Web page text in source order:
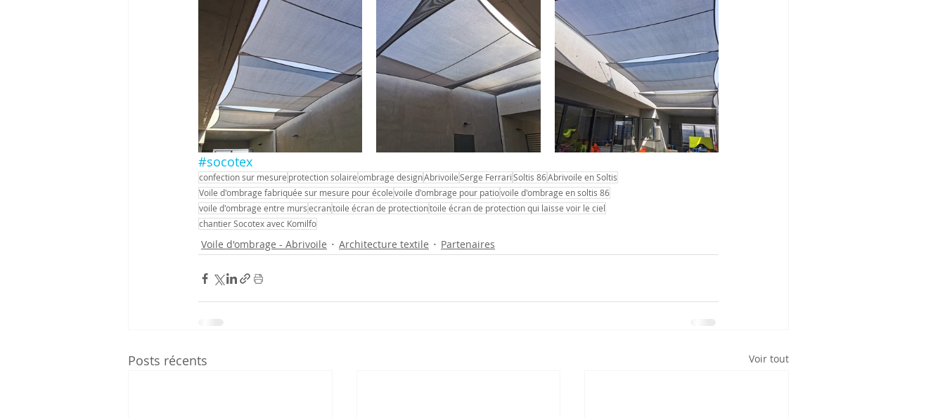
#socotex
confection sur mesure protection solaireombrage designAbrivoileSerge FerrariSoltis 86Abrivoile en Soltis
Voile d'ombrage fabriquée sur mesure pour écolevoile d'ombrage pour patiovoile d'ombrage en soltis 86
voile d'ombrage entre mursecrantoile écran de protectiontoile écran de protection qui laisse voir le ciel
chantier Socotex avec Komilfo
Voile d'ombrage - Abrivoile Architecture textile Partenaires
Posts récents Voir tout